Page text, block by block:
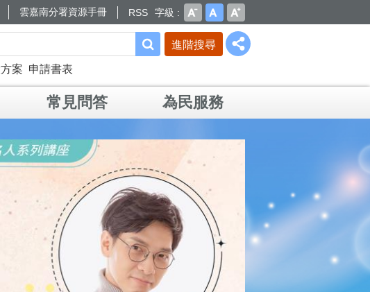
雲嘉南分署資源手冊 RSS 字級
進階搜尋
案 申請書表
常見問答 為民服務